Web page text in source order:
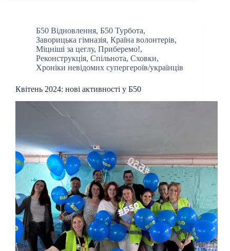
Б50 Відновлення, Б50 Турбота,
Заворицька гімназія, Країна волонтерів,
Міцніші за цеглу, Приберемо!,
Реконструкція, Спільнота, Сховки,
Хроніки невідомих супергероїв/українців
Квітень 2024: нові активності у Б50